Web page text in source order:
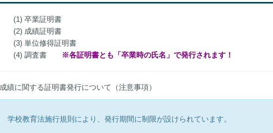
(1) 卒業証明書
(2) 成績証明書
(3) 単位修得証明書
(4) 調査書
※各証明書とも「卒業時の氏名」で発行されます！
成績に関する証明書発行について（注意事項）
学校教育法施行規則により、発行期間に制限が設けられています。